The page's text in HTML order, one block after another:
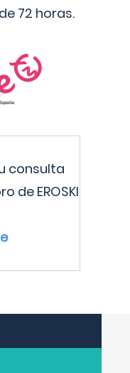
72 horas.
consulta
de EROSKI